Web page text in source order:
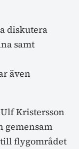
diskutera
samt
även
Kristersson
gemensam
flygområdet